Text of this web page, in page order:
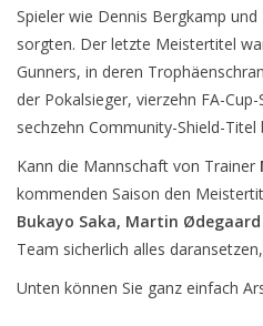
Spieler wie Dennis Bergkamp
sorgten. Der letzte Meistertitel
Gunners, in deren
der Pokalsieger, vierzehn FA-
sechzehn Community-Shield-Titel
Kann die Mannschaft von Trainer
kommenden Saison den
Bukayo Saka, Martin Ødegaard
Team sicherlich alles
Unten können Sie ganz einfach